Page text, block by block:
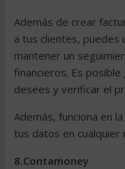
Además de crear
a tus clientes, puedes
mantener un
financieros. Es
desees y verificar el
Además, funciona en
tus datos en cualquier
8.Contamoney